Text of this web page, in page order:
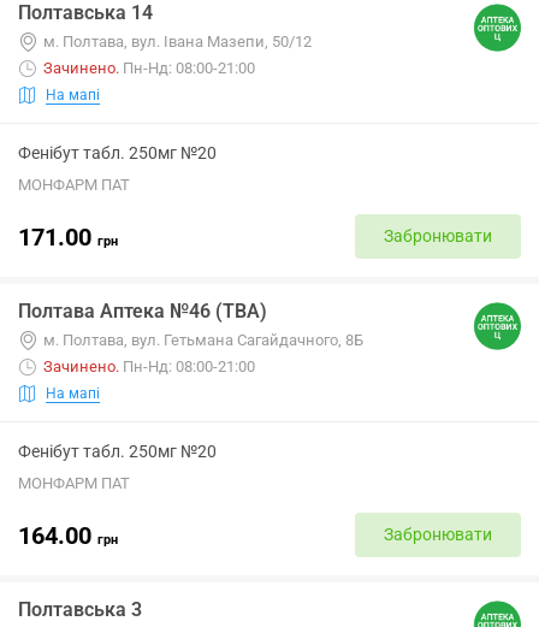
Полтавська 14
м. Полтава, вул. Івана Мазепи, 50/12
Зачинено. Пн-Нд: 08:00-21:00
На мапі
Фенібут табл. 250мг №20
МОНФАРМ ПАТ
171.00 грн Забронювати
Полтава Аптека №46 (ТВА)
м. Полтава, вул. Гетьмана Сагайдачного, 8Б
Зачинено. Пн-Нд: 08:00-21:00
На мапі
Фенібут табл. 250мг №20
МОНФАРМ ПАТ
164.00 грн Забронювати
Полтавська 3